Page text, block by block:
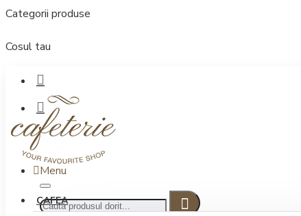
Categorii produse
Cosul tau
Menu
CAFEA